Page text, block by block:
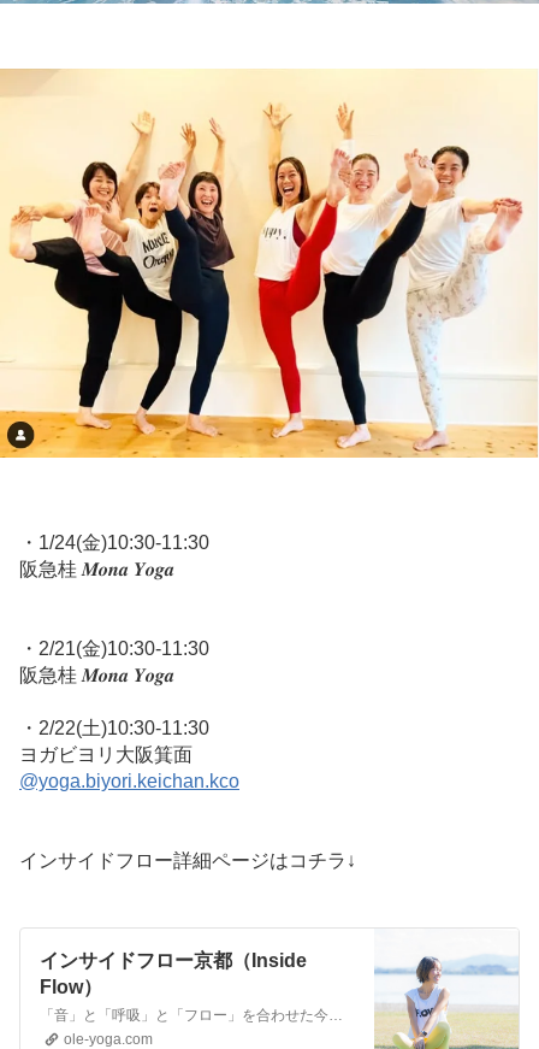
・1/24(金)10:30-11:30
阪急桂 𝑴𝒐𝒏𝒂 𝒀𝒐𝒈𝒂
・2/21(金)10:30-11:30
阪急桂 𝑴𝒐𝒏𝒂 𝒀𝒐𝒈𝒂
・2/22(土)10:30-11:30
ヨガビヨリ大阪箕面
@yoga.biyori.keichan.kco
インサイドフロー詳細ページはコチラ↓
インサイドフロー京都（Inside
Flow）
「音」と「呼吸」と「フロー」を合わせた今までになかったヨガ「インサイドフロー」。止ることなく音＆呼吸に合わせ、動き続ける事で、フロー状態（瞑想状態）を味わう事が出来る「開放感」「爽快感」「一体感」が楽しめる最新のヨガスタイル！
ole-yoga.com